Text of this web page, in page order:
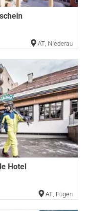
AT, Niederau
Hotel
AT, Fügen